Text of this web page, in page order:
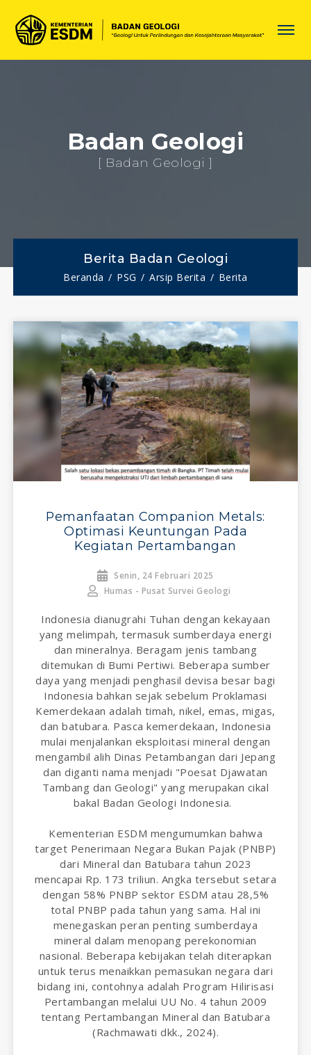
Badan Geologi
[ Badan Geologi ]
Berita Badan Geologi
Beranda PSG Arsip Berita Berita
Pemanfaatan Companion Metals:
Optimasi Keuntungan Pada
Kegiatan Pertambangan
Senin, 24 Februari 2025
Humas - Pusat Survei Geologi
Indonesia dianugrahi Tuhan dengan kekayaan
yang melimpah, termasuk sumberdaya energi
dan mineralnya. Beragam jenis tambang
ditemukan di Bumi Pertiwi. Beberapa sumber
daya yang menjadi penghasil devisa besar bagi
Indonesia bahkan sejak sebelum Proklamasi
Kemerdekaan adalah timah, nikel, emas, migas,
dan batubara. Pasca kemerdekaan, Indonesia
mulai menjalankan eksploitasi mineral dengan
mengambil alih Dinas Petambangan dari Jepang
dan diganti nama menjadi "Poesat Djawatan
Tambang dan Geologi" yang merupakan cikal
bakal Badan Geologi Indonesia.
Kementerian ESDM mengumumkan bahwa
target Penerimaan Negara Bukan Pajak (PNBP)
dari Mineral dan Batubara tahun 2023
mencapai Rp. 173 triliun. Angka tersebut setara
dengan 58% PNBP sektor ESDM atau 28,5%
total PNBP pada tahun yang sama. Hal ini
menegaskan peran penting sumberdaya
mineral dalam menopang perekonomian
nasional. Beberapa kebijakan telah diterapkan
untuk terus menaikkan pemasukan negara dari
bidang ini, contohnya adalah Program Hilirisasi
Pertambangan melalui UU No. 4 tahun 2009
tentang Pertambangan Mineral dan Batubara
(Rachmawati dkk., 2024).